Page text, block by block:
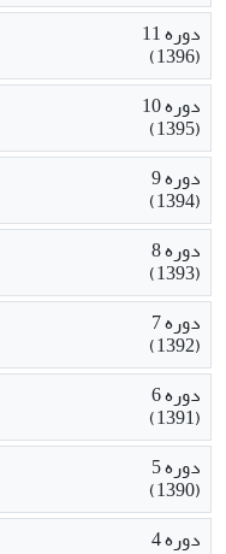
دوره 11
(1396)
دوره 10
(1395)
دوره 9
(1394)
دوره 8
(1393)
دوره 7
(1392)
دوره 6
(1391)
دوره 5
(1390)
دوره 4